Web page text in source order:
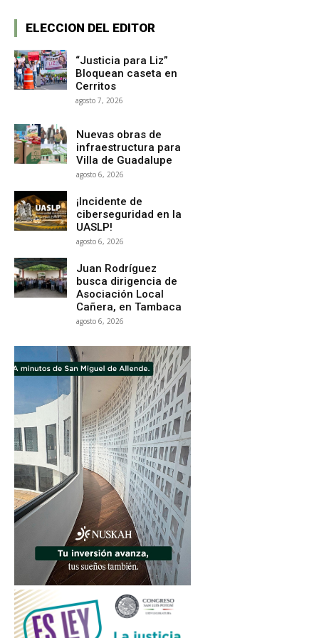
ELECCION DEL EDITOR
“Justicia para Liz”
Bloquean caseta en
Cerritos
agosto 7, 2026
Nuevas obras de
infraestructura para
Villa de Guadalupe
agosto 6, 2026
¡Incidente de
ciberseguridad en la
UASLP!
agosto 6, 2026
Juan Rodríguez
busca dirigencia de
Asociación Local
Cañera, en Tambaca
agosto 6, 2026